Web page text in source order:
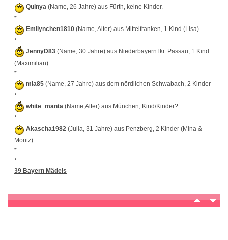
Quinya (Name, 26 Jahre) aus Fürth, keine Kinder.
*
Emilynchen1810 (Name, Alter) aus Mittelfranken, 1 Kind (Lisa)
*
JennyD83 (Name, 30 Jahre) aus Niederbayern lkr. Passau, 1 Kind
(Maximilian)
*
mia85 (Name, 27 Jahre) aus dem nördlichen Schwabach, 2 Kinder
*
white_manta (Name,Alter) aus München, Kind/Kinder?
*
Akascha1982 (Julia, 31 Jahre) aus Penzberg, 2 Kinder (Mina &
Moritz)
*
*
39 Bayern Mädels